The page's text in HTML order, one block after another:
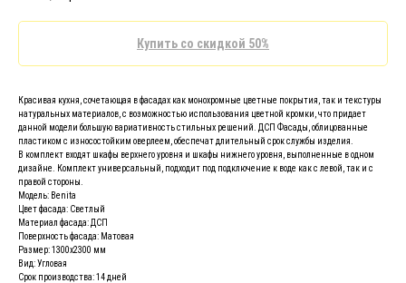
Купить со скидкой 50%
Красивая кухня, сочетающая в фасадах как монохромные цветные покрытия, так и текстуры
натуральных материалов, с возможностью использования цветной кромки, что придает
данной модели большую вариативность стильных решений. ДСП Фасады, облицованные
пластиком с износостойким оверлеем, обеспечат длительный срок службы изделия.
В комплект входят шкафы верхнего уровня и шкафы нижнего уровня, выполненные в одном
дизайне. Комплект универсальный, подходит под подключение к воде как с левой, так и с
правой стороны.
Модель: Benita
Цвет фасада: Светлый
Материал фасада: ДСП
Поверхность фасада: Матовая
Размер: 1300х2300 мм
Вид: Угловая
Срок производства: 14 дней